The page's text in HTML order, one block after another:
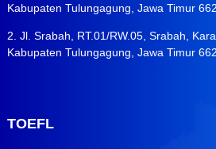
Kabupaten Tulungagung, Jawa Timur
2. Jl. Srabah, RT.01/RW.05, Srabah,
Kabupaten Tulungagung, Jawa Timur
TOEFL